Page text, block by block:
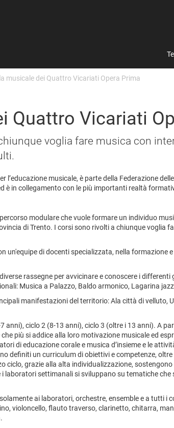
musicale dei Quattro Vicariati Opera Prima
Quattro Vicariati
voglia fare musica con
l’educazione musicale, è parte della Federazione
è in collegamento con le più importanti realtà
modulare che vuole formare un individuo
di Trento. I corsi sono rivolti a chiunque voglia
un'equipe di docenti specializzata, nella formazione
rassegne per avvicinare e conoscere i differenti
Musica a Palazzo, Baldo armonico, Lagarina
manifestazioni del territorio: Ala città di velluto,
anni), ciclo 2 (8-13 anni), ciclo 3 (oltre i 13 anni). A
più si addice alla loro motivazione musicale ed
di educazione corale e musica d’insieme e le
definiti un curriculum di obiettivi e competenze,
ciclo, grazie alla alta individualizzazione,
settimanali si sviluppano su tematiche che
ai laboratori, orchestre, ensemble e a tutti i
violoncello, flauto traverso, clarinetto, chitarra,